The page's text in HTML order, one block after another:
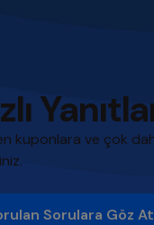
kuponlara ve çok
Sorulara Göz